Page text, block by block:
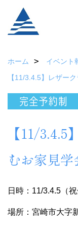
ホーム
イベント
【11/3.4.5】レザー
【11/3.4.5
むお家見
日時：11/3.4.5（
場所：宮崎市大